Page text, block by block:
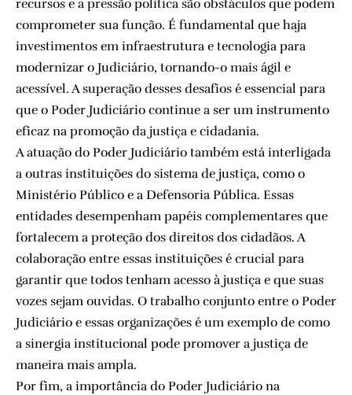
recursos e a pressão política são obstáculos que podem
comprometer sua função. É fundamental que haja
investimentos em infraestrutura e tecnologia para
modernizar o Judiciário, tornando-o mais ágil e
acessível. A superação desses desafios é essencial para
que o Poder Judiciário continue a ser um instrumento
eficaz na promoção da justiça e cidadania.
A atuação do Poder Judiciário também está interligada
a outras instituições do sistema de justiça, como o
Ministério Público e a Defensoria Pública. Essas
entidades desempenham papéis complementares que
fortalecem a proteção dos direitos dos cidadãos. A
colaboração entre essas instituições é crucial para
garantir que todos tenham acesso à justiça e que suas
vozes sejam ouvidas. O trabalho conjunto entre o Poder
Judiciário e essas organizações é um exemplo de como
a sinergia institucional pode promover a justiça de
maneira mais ampla.
Por fim, a importância do Poder Judiciário na